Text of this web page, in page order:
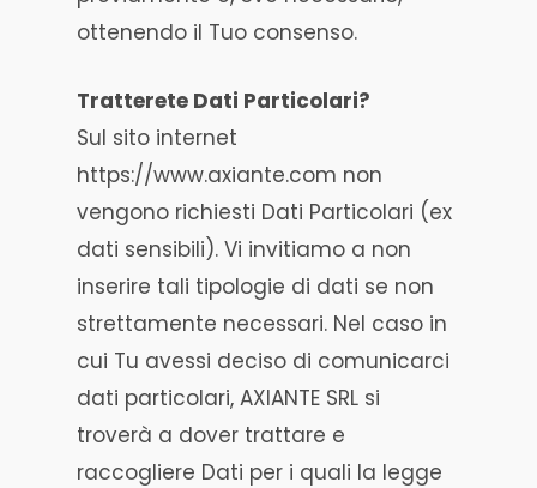
ottenendo il Tuo consenso.
Tratterete Dati Particolari?
Sul sito internet
https://www.axiante.com non
vengono richiesti Dati Particolari (ex
dati sensibili). Vi invitiamo a non
inserire tali tipologie di dati se non
strettamente necessari. Nel caso in
cui Tu avessi deciso di comunicarci
dati particolari, AXIANTE SRL si
troverà a dover trattare e
raccogliere Dati per i quali la legge